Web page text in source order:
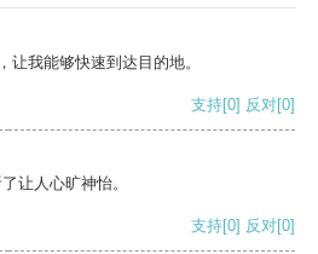
让我能够快速到达目的地。
支持[0] 反对[0]
让人心旷神怡。
支持[0] 反对[0]